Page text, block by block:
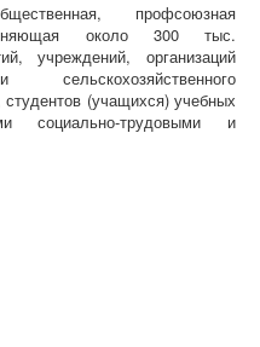
Председателя
по машиностроительному
профсоюзная
около 300 тыс.
учреждений, организаций
(учащихся) учебных
социально-трудовыми и